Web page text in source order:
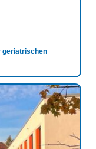
geriatrischen